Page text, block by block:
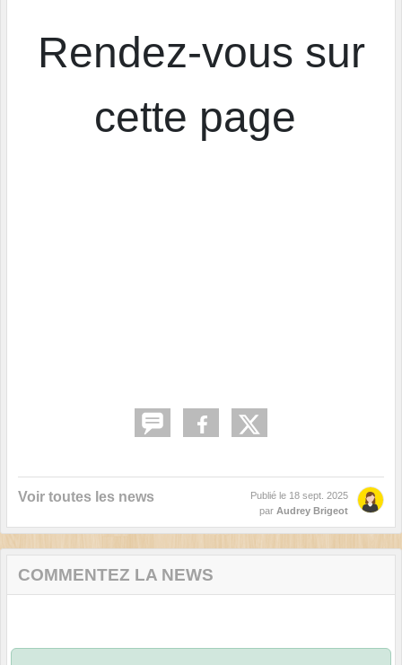
Rendez-vous sur
cette page
Voir toutes les news Publié le 18 sept. 2025
par Audrey Brigeot
COMMENTEZ LA NEWS